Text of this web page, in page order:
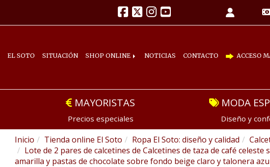
EL SOTO SITUACIÓN SHOP ONLINE NOTICIAS CONTACTO ACCESO
MAYORISTAS
Precios especiales
MODA
Diseño y
Inicio Tienda online El Soto Ropa El Soto: diseño y calidad
Lote de 2 pares de calcetines de Calcetines de taza de café
amarilla y pastas de chocolate sobre fondo beige claro y talonera